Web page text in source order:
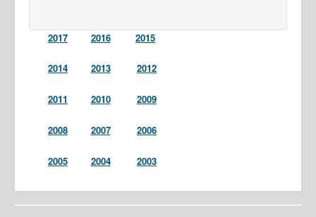
2017 2016 2015
2014 2013 2012
2011 2010 2009
2008 2007 2006
2005 2004 2003